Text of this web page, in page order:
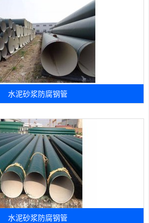
水泥砂浆防腐钢管
水泥砂浆防腐钢管